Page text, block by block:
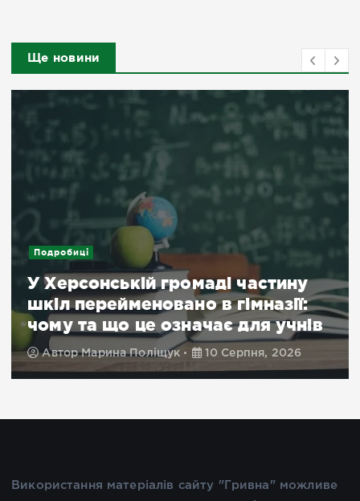
Ще новини
частину
в гімназії:
для учнів
10 Серпня, 2026
Спецпроєкти
День 1628. 9
обговорюють
соцмережах
АвторМарина Поліщук
Використання матеріалів сайту "Гривна" можливе